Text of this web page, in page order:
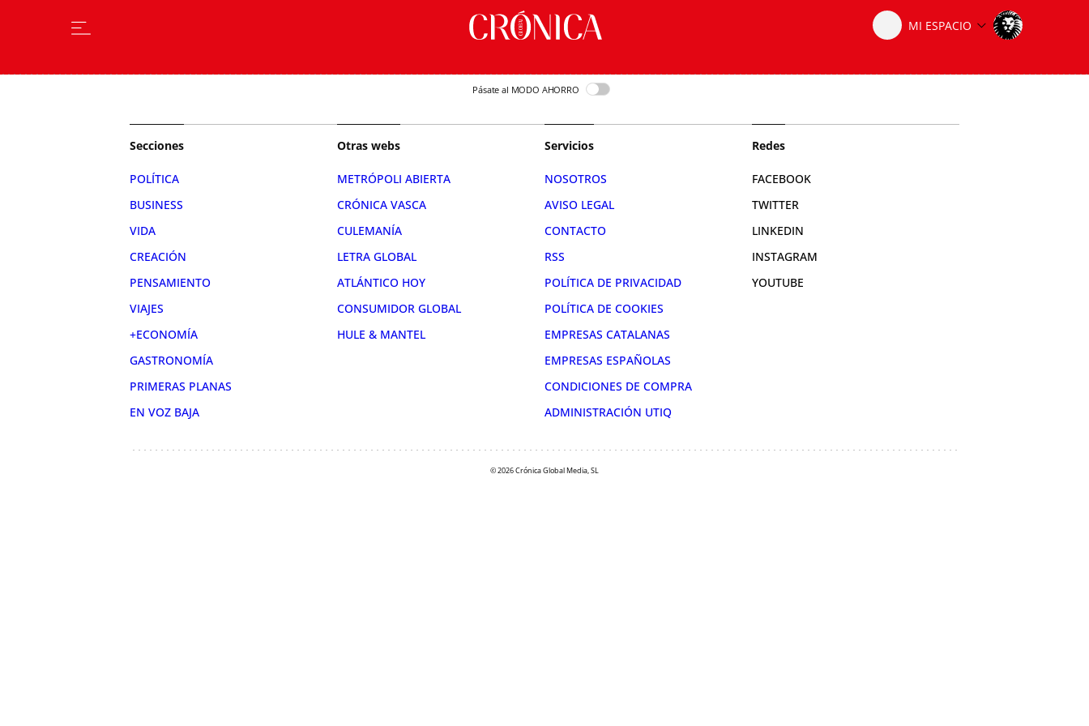
Pásate al MODO AHORRO
Secciones
POLÍTICA
BUSINESS
VIDA
CREACIÓN
PENSAMIENTO
VIAJES
+ECONOMÍA
GASTRONOMÍA
PRIMERAS PLANAS
EN VOZ BAJA
Otras webs
METRÓPOLI ABIERTA
CRÓNICA VASCA
CULEMANÍA
LETRA GLOBAL
ATLÁNTICO HOY
CONSUMIDOR GLOBAL
HULE & MANTEL
Servicios
NOSOTROS
AVISO LEGAL
CONTACTO
RSS
POLÍTICA DE PRIVACIDAD
POLÍTICA DE COOKIES
EMPRESAS CATALANAS
EMPRESAS ESPAÑOLAS
CONDICIONES DE COMPRA
ADMINISTRACIÓN UTIQ
Redes
FACEBOOK
TWITTER
LINKEDIN
INSTAGRAM
YOUTUBE
© 2026 Crónica Global Media, SL